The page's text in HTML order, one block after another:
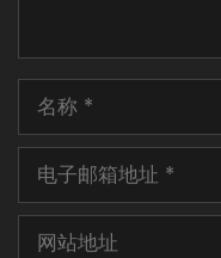
邮